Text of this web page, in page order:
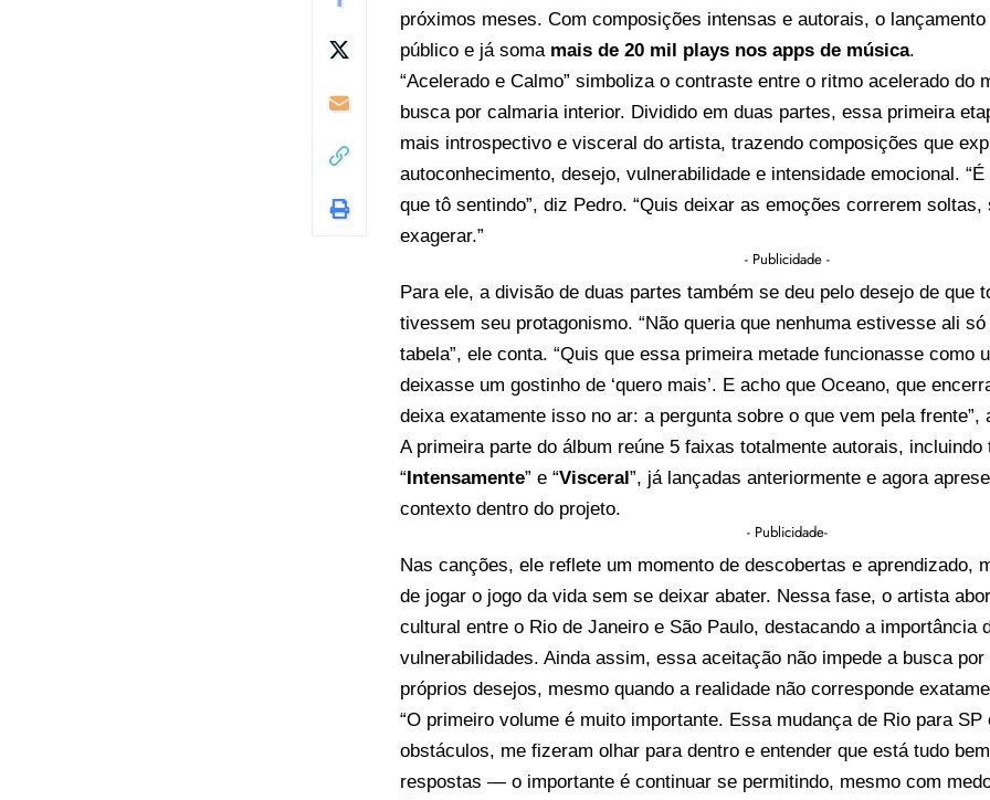
próximos meses. Com composições intensas e autorais, o
público e já soma mais de 20 mil plays nos apps de música.
“Acelerado e Calmo” simboliza o contraste entre o ritmo acelerado do
busca por calmaria interior. Dividido em duas partes, essa primeira
mais introspectivo e visceral do artista, trazendo composições que
autoconhecimento, desejo, vulnerabilidade e intensidade emocional.
que tô sentindo”, diz Pedro. “Quis deixar as emoções correrem soltas,
exagerar.”
- Publicidade -
Para ele, a divisão de duas partes também se deu pelo desejo de que
tivessem seu protagonismo. “Não queria que nenhuma estivesse ali
tabela”, ele conta. “Quis que essa primeira metade funcionasse como
deixasse um gostinho de ‘quero mais’. E acho que Oceano, que
deixa exatamente isso no ar: a pergunta sobre o que vem pela frente”,
A primeira parte do álbum reúne 5 faixas totalmente autorais, incluindo
“Intensamente” e “Visceral”, já lançadas anteriormente e agora
contexto dentro do projeto.
- Publicidade-
Nas canções, ele reflete um momento de descobertas e aprendizado,
de jogar o jogo da vida sem se deixar abater. Nessa fase, o artista
cultural entre o Rio de Janeiro e São Paulo, destacando a importância
vulnerabilidades. Ainda assim, essa aceitação não impede a busca
próprios desejos, mesmo quando a realidade não corresponde
“O primeiro volume é muito importante. Essa mudança de Rio para SP
obstáculos, me fizeram olhar para dentro e entender que está tudo
respostas — o importante é continuar se permitindo, mesmo com